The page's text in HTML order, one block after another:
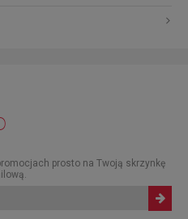
prosto na Twoją skrzynkę